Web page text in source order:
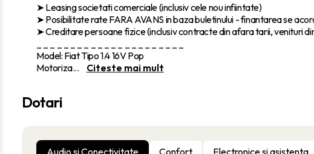
‎➤ Leasing societati comerciale (inclusiv cele nou infiintate)
➤ Posibilitate rate FARA AVANS in baza buletinului - finantarea se
➤ Creditare persoane fizice (inclusiv contracte din afara tarii, venituri
Model: Fiat Tipo 1.4 16V Pop
Motoriza... Citeste mai mult
Dotari
Audio si Conectivitate Confort Electronice si asistenta